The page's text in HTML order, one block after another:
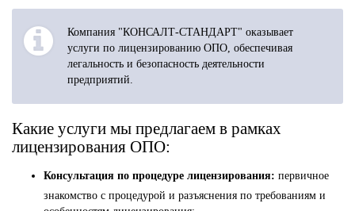
Компания "КОНСАЛТ-СТАНДАРТ" оказывает
услуги по лицензированию ОПО, обеспечивая
легальность и безопасность деятельности
предприятий.
Какие услуги мы предлагаем в рамках
лицензирования ОПО:
Консультация по процедуре лицензирования: первичное
знакомство с процедурой и разъяснения по требованиям и